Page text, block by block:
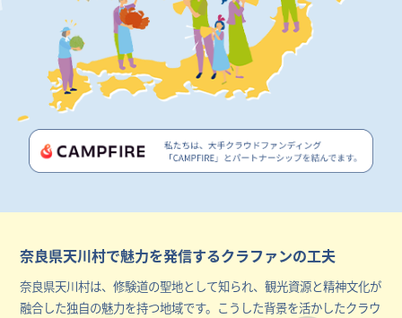
奈良県天川村で魅力を発信するクラファンの工夫
奈良県天川村は、修験道の聖地として知られ、観光資源と精神文化が
融合した独自の魅力を持つ地域です。こうした背景を活かしたクラウ